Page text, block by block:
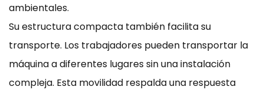
ambientales.
Su estructura compacta también facilita su
transporte. Los trabajadores pueden transportar la
máquina a diferentes lugares sin una instalación
compleja. Esta movilidad respalda una respuesta